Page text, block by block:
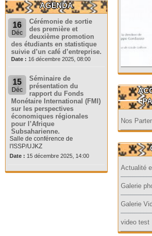
AGENDA
16
Déc
Cérémonie de sortie
des première et
deuxième promotion
des étudiants en statistique
suivie d’un café d’entreprise.
Date : 16 décembre 2025, 08:00
15
Déc
Séminaire de
présentation du
rapport du Fonds
Monétaire International (FMI)
sur les perspectives
économiques régionales
pour l’Afrique
Subsaharienne.
Salle de conférence de
l'ISSP/UJKZ
Date : 15 décembre 2025, 14:00
Nos
Actualité
Galerie
Galerie
video test